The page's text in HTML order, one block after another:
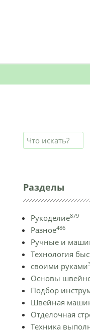
Разделы
Рукоделие879
Разное486
Ручные и
Технология
своими руками
Основы
Подбор
Швейная
Отделочная
Техника